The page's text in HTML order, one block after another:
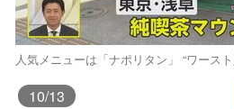
人気メニューは「ナポリタン」 “ワース
10/13